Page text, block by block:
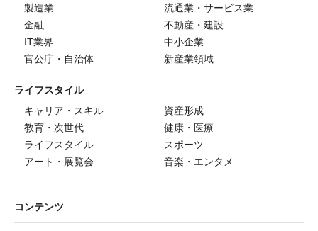
製造業
流通業・サービス業
金融
不動産・建設
IT業界
中小企業
官公庁・自治体
新産業領域
ライフスタイル
キャリア・スキル
資産形成
教育・次世代
健康・医療
ライフスタイル
スポーツ
アート・展覧会
音楽・エンタメ
コンテンツ